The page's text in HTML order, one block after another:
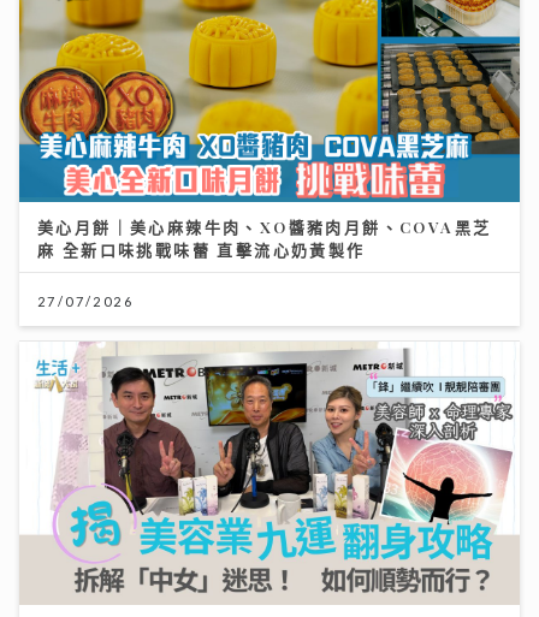
美心月餅｜美心麻辣牛肉、XO醬豬肉月餅、COVA黑芝
麻 全新口味挑戰味蕾 直擊流心奶黃製作
27/07/2026